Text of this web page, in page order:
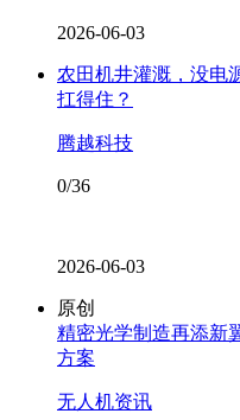
2026-06-03
农田机井灌溉，没电
扛得住？
腾越科技
0/36
2026-06-03
原创
精密光学制造再添新
方案
无人机资讯